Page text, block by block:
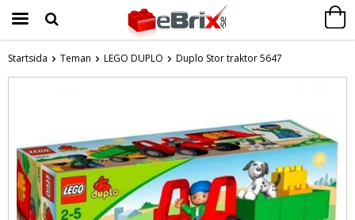
Startsida Teman LEGO DUPLO Duplo Stor traktor 5647